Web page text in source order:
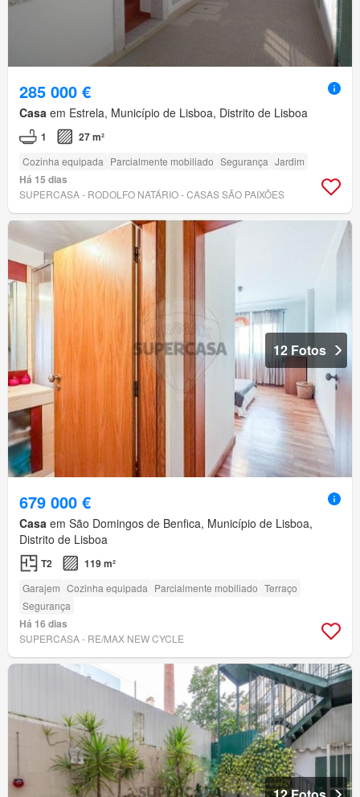
285 000 €
Casa em Estrela, Município de Lisboa, Distrito de Lisboa
1 27 m²
Cozinha equipada Parcialmente mobiliado Segurança Jardim
Há 15 dias
SUPERCASA - RODOLFO NATÁRIO - CASAS SÃO PAIXÕES
12 Fotos
679 000 €
Casa em São Domingos de Benfica, Município de Lisboa,
Distrito de Lisboa
T2 119 m²
Garajem Cozinha equipada Parcialmente mobiliado Terraço
Segurança
Há 16 dias
SUPERCASA - RE/MAX NEW CYCLE